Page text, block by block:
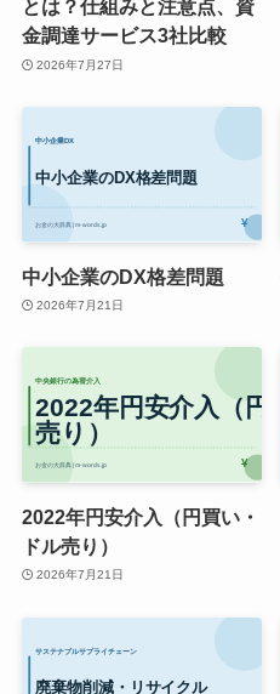
とは？仕組みと注意点、資
金調達サービス3社比較
2026年7月27日
中小企業のDX格差問題
2026年7月21日
2022年円安介入（円買い・
ドル売り）
2026年7月21日